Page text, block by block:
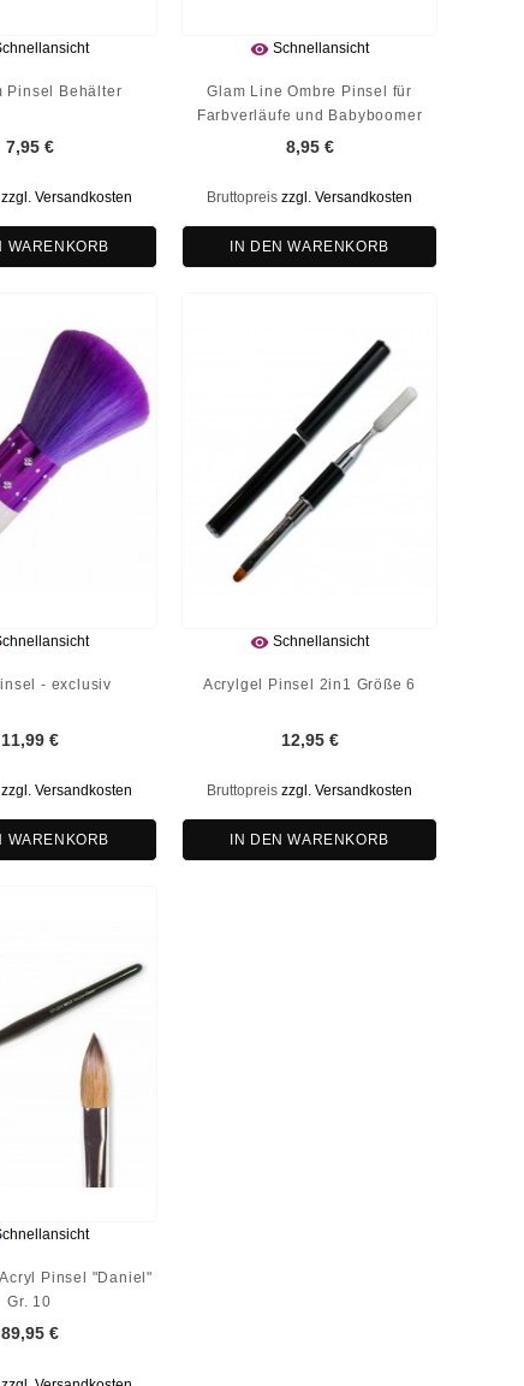
Pinsel Behälter
7,95 €
zzgl. Versandkosten
WARENKORB
 Schnellansicht
Glam Line Ombre Pinsel für
Farbverläufe und Babyboomer
8,95 €
Bruttopreiszzgl. Versandkosten
IN DEN WARENKORB
- exclusiv
11,99 €
zzgl. Versandkosten
WARENKORB
 Schnellansicht
Acrylgel Pinsel 2in1 Größe 6
12,95 €
Bruttopreiszzgl. Versandkosten
IN DEN WARENKORB
Pinsel "Daniel"
Gr. 10
89,95 €